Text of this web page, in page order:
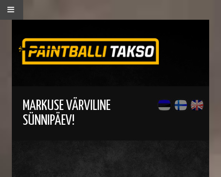
MARKUSE VÄRVILINE
SÜNNIPÄEV!